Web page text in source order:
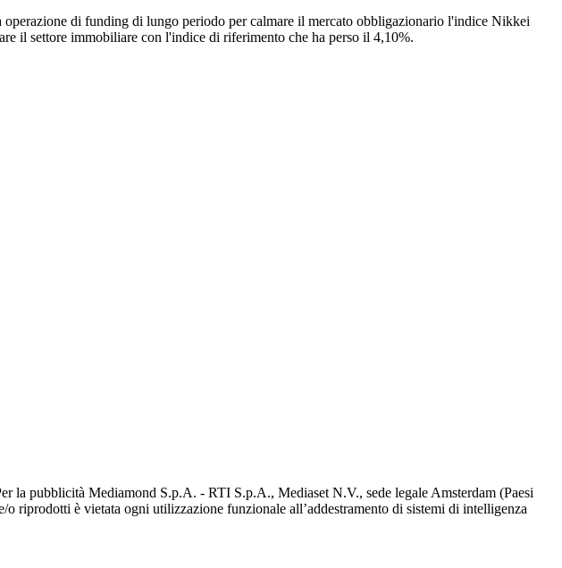
di funding di lungo periodo per calmare il mercato obbligazionario l'indice Nikkei
il settore immobiliare con l'indice di riferimento che ha perso il 4,10%.
pubblicità Mediamond S.p.A. - RTI S.p.A., Mediaset N.V., sede legale Amsterdam (Paesi
o riprodotti è vietata ogni utilizzazione funzionale all’addestramento di sistemi di intelligenza